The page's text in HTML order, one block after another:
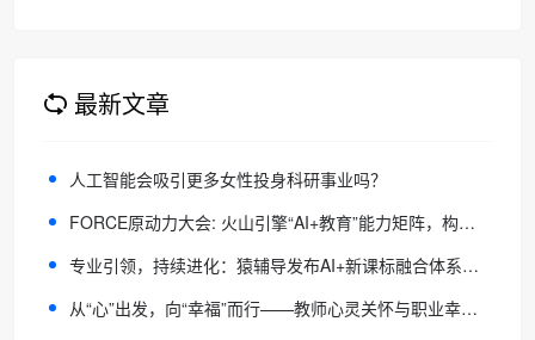
最新文章
人工智能会吸引更多女性投身科研事业吗？
FORCE原动力大会: 火山引擎“AI+教育”能力矩阵，构建未来教育范式
专业引领，持续进化：猿辅导发布AI+新课标融合体系，定义素养教育新范式
从“心”出发，向“幸福”而行——教师心灵关怀与职业幸福公益活动在江西吉安成功举办